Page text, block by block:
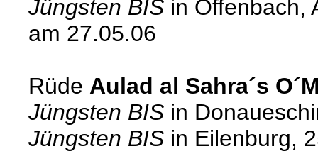
Jüngsten BIS in Offenbach,
am 27.05.06
Rüde Aulad al Sahra´s
Jüngsten BIS in
Jüngsten BIS in Eilenburg,